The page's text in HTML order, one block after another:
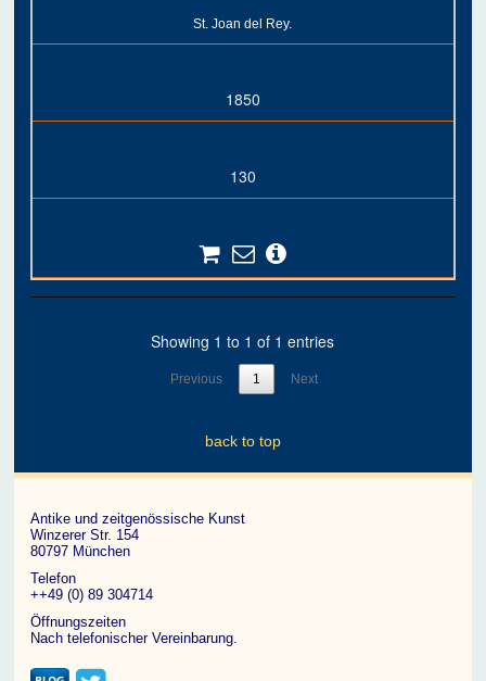
St. Joan del Rey.
1850
130
Showing 1 to 1 of 1 entries
Previous 1 Next
back to top
Antike und zeitgenössische Kunst
Winzerer Str. 154
80797 München
Telefon
++49 (0) 89 304714
Öffnungszeiten
Nach telefonischer Vereinbarung.